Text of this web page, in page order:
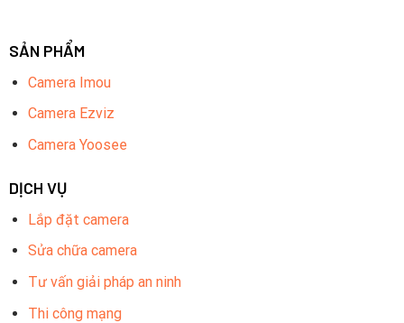
SẢN PHẨM
Camera Imou
Camera Ezviz
Camera Yoosee
DỊCH VỤ
Lắp đặt camera
Sửa chữa camera
Tư vấn giải pháp an ninh
Thi công mạng